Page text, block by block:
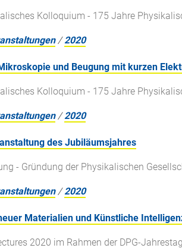
Kolloquium - 175 Jahre
/2020
und Beugung mit kurzen
Kolloquium - 175 Jahre
/2020
des Jubiläumsjahres
- Gründung der Physikalischen
/2020
Materialien und Künstliche
2020 im Rahmen der DPG-